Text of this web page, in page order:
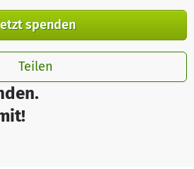
spenden
Teilen